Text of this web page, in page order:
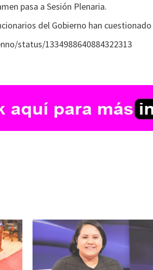
pasa a Sesión Plenaria.
del Gobierno han
status/1334988640884322313